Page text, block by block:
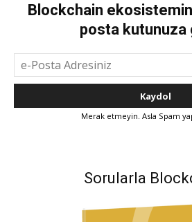
Blockchain
posta kutunuza
Merak etmeyin. Asla Spam
Sorularla